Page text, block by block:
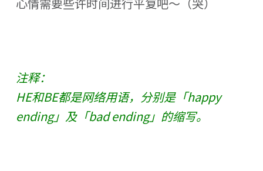
心情需要些许时间进行平复吧～（哭）
注释：
HE和BE都是网络用语，分别是「happy
ending」及「bad ending」的缩写。